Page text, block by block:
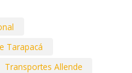
Tarapacá
Transportes Allende